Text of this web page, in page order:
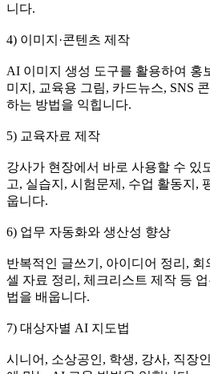
니다.
4) 이미지·콘텐츠 제작
AI 이미지 생성 도구를 활용하여 홍
미지, 교육용 그림, 카드뉴스, SNS
하는 방법을 익힙니다.
5) 교육자료 제작
강사가 현장에서 바로 사용할 수 있
고, 실습지, 시험문제, 수업 활동지,
웁니다.
6) 업무 자동화와 생산성 향상
반복적인 글쓰기, 아이디어 정리, 회
셀 자료 정리, 체크리스트 제작 등
법을 배웁니다.
7) 대상자별 AI 지도법
시니어, 소상공인, 학생, 강사, 직장